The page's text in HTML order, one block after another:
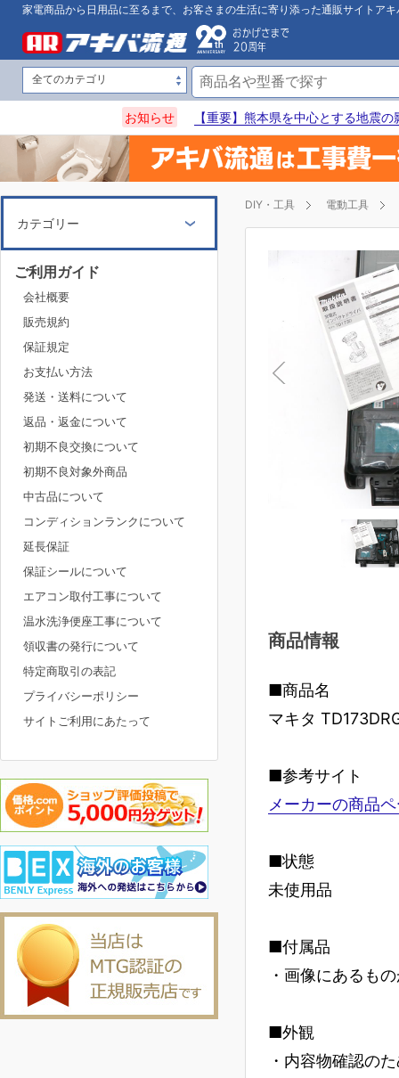
家電商品から日用品に至るまで、お客さまの生活に寄り添った通販サイトアキ
お知らせ 【重要】熊本県を中心とする地震
DIY・工具 電動工具
商品情報
■商品名
マキタ
■参考サイト
メーカーの商品
■状態
未使用品
■付属品
・画像にあるも
■外観
・内容物確認の
カテゴリー
ご利用ガイド
会社概要
販売規約
保証規定
お支払い方法
発送・送料について
返品・返金について
初期不良交換について
初期不良対象外商品
中古品について
コンディションランクについて
延長保証
保証シールについて
エアコン取付工事について
温水洗浄便座工事について
領収書の発行について
特定商取引の表記
プライバシーポリシー
サイトご利用にあたって